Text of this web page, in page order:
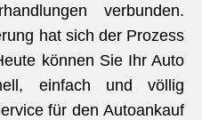
verbunden.
hat sich der Prozess
können Sie Ihr Auto
einfach und völlig
für den Autoankauf